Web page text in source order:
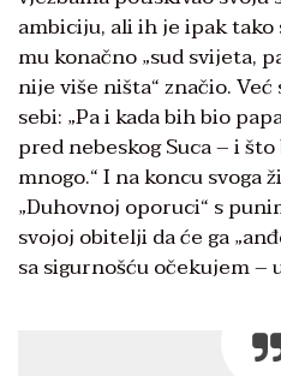
ambiciju, ali ih je ipak
mu konačno „sud svijeta,
nije više ništa“ značio.
sebi: „Pa i kada bih bio
pred nebeskog Suca – i
mnogo.“ I na koncu svoga
„Duhovnoj oporuci“ s
svojoj obitelji da će ga
sa sigurnošću očekujem –